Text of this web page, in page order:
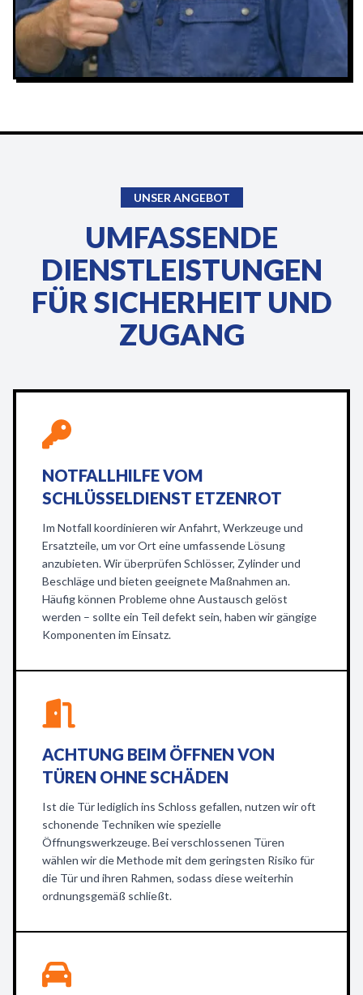
UNSER ANGEBOT
UMFASSENDE
DIENSTLEISTUNGEN
FÜR SICHERHEIT UND
ZUGANG
NOTFALLHILFE VOM
SCHLÜSSELDIENST ETZENROT
Im Notfall koordinieren wir Anfahrt, Werkzeuge und
Ersatzteile, um vor Ort eine umfassende Lösung
anzubieten. Wir überprüfen Schlösser, Zylinder und
Beschläge und bieten geeignete Maßnahmen an.
Häufig können Probleme ohne Austausch gelöst
werden – sollte ein Teil defekt sein, haben wir gängige
Komponenten im Einsatz.
ACHTUNG BEIM ÖFFNEN VON
TÜREN OHNE SCHÄDEN
Ist die Tür lediglich ins Schloss gefallen, nutzen wir oft
schonende Techniken wie spezielle
Öffnungswerkzeuge. Bei verschlossenen Türen
wählen wir die Methode mit dem geringsten Risiko für
die Tür und ihren Rahmen, sodass diese weiterhin
ordnungsgemäß schließt.